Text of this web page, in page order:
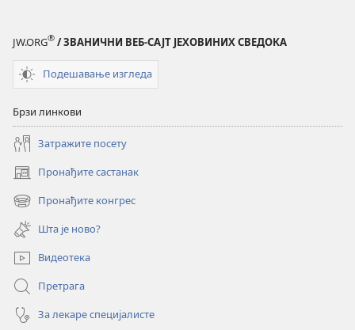
оне
дом
оне
дом
JW.ORG® / ЗВАНИЧНИ ВЕБ-САЈТ ЈЕХОВИНИХ СВЕДОКА
Подешавање изгледа
Брзи линкови
Затражите посету
Пронађите састанак
(отвара
нови
прозор)
Пронађите конгрес
(отвара
нови
прозор)
Шта је ново?
Видеотека
Претрага
За лекаре специјалисте